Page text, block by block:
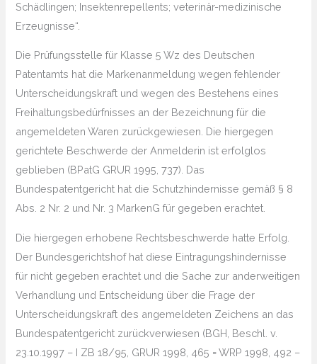
Schädlingen; Insektenrepellents; veterinär-medizinische
Erzeugnisse“.
Die Prüfungsstelle für Klasse 5 Wz des Deutschen
Patentamts hat die Markenanmeldung wegen fehlender
Unterscheidungskraft und wegen des Bestehens eines
Freihaltungsbedürfnisses an der Bezeichnung für die
angemeldeten Waren zurückgewiesen. Die hiergegen
gerichtete Beschwerde der Anmelderin ist erfolglos
geblieben (BPatG GRUR 1995, 737). Das
Bundespatentgericht hat die Schutzhindernisse gemäß § 8
Abs. 2 Nr. 2 und Nr. 3 MarkenG für gegeben erachtet.
Die hiergegen erhobene Rechtsbeschwerde hatte Erfolg.
Der Bundesgerichtshof hat diese Eintragungshindernisse
für nicht gegeben erachtet und die Sache zur anderweitigen
Verhandlung und Entscheidung über die Frage der
Unterscheidungskraft des angemeldeten Zeichens an das
Bundespatentgericht zurückverwiesen (BGH, Beschl. v.
23.10.1997 – I ZB 18/95, GRUR 1998, 465 = WRP 1998, 492 –